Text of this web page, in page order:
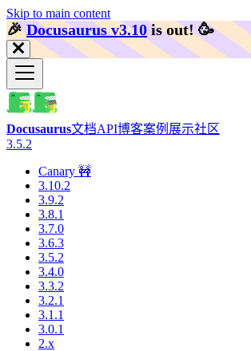
Skip to main content
🎉️Docusaurus v3.10 is out! 🥳️
Docusaurus文档API博客案例展示社区
3.5.2
Canary 🚧
3.10.2
3.9.2
3.8.1
3.7.0
3.6.3
3.5.2
3.4.0
3.3.2
3.2.1
3.1.1
3.0.1
2.x